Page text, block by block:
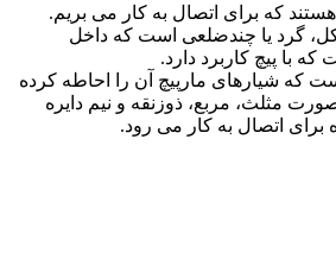
هستند که برای اتصال به کار می بریم.
گرد یا چندضلعی است که داخل
با پیچ کاربرد دارد.
که شیارهای مارپیچ آن را احاطه کرده
مثلث، مربع، ذوزنقه و نیم دایره
برای اتصال به کار می رود.